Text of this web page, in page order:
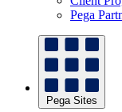
Pega
Pega Sites